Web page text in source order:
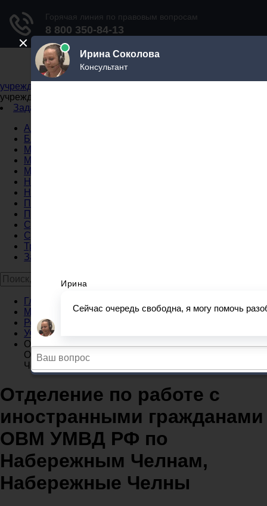
Не официальный справочник государственных
учреждений
учреждений
Задать вопрос юристу
Администрации
Бланки
МВД
Миграционные службы
МФЦ
Налоговые инспекции
Нотариусы
Почта
Прокуратура
Судебные приставы
Суды
Трудовые инспекции
Задать вопрос юристу
Главная
Миграционные службы
Республика Татарстан
УФМС Набережные Челны
Отделение по работе с иностранными гражданами
ОВМ УМВД РФ по Набережным Челнам, Набережные
Челны
Отделение по работе с
иностранными гражданами
ОВМ УМВД РФ по
Набережным Челнам,
Набережные Челны